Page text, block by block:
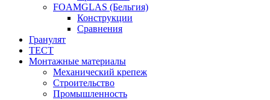
FOAMGLAS (Бельгия)
Конструкции
Сравнения
Гранулят
ТЕСТ
Монтажные материалы
Механический крепеж
Строительство
Промышленность